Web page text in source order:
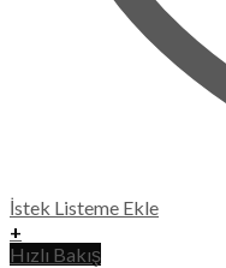
İstek Listeme Ekle
+
Hızlı Bakış